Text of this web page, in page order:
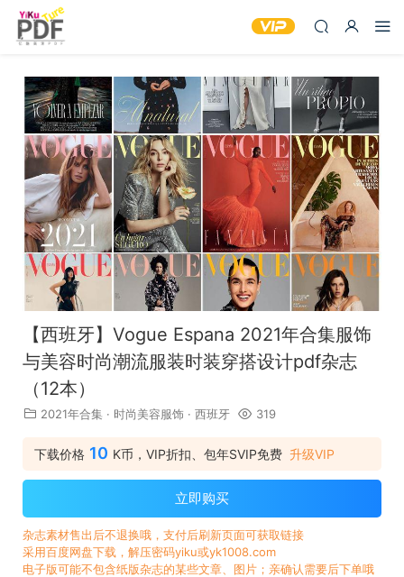
【西班牙】Vogue Espana 2021年合集服饰
与美容时尚潮流服装时装穿搭设计pdf杂志
（12本）
2021年合集 · 时尚美容服饰 · 西班牙 319
下载价格 10 K币，VIP折扣、包年SVIP免费 升级VIP
立即购买
杂志素材售出后不退换哦，支付后刷新页面可获取链接
采用百度网盘下载，解压密码yiku或yk1008.com
电子版可能不包含纸版杂志的某些文章、图片；亲确认需要后下单哦